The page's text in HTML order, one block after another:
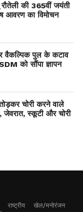
रौतेली की 365वीं जयंती
आवरण का विमोचन
पर वैकल्पिक पुल के कटाव
को सौंपा ज्ञापन
चोरी करने वाले
जेवरात, स्कूटी और चोरी
राष्ट्रीय
खेल/मनोरंजन